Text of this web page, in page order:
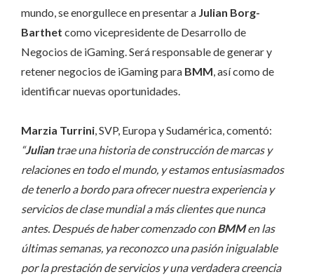
mundo, se enorgullece en presentar a Julian Borg-
Barthet como vicepresidente de Desarrollo de
Negocios de iGaming. Será responsable de generar y
retener negocios de iGaming para BMM , así como de
identificar nuevas oportunidades.
Marzia Turrini , SVP, Europa y Sudamérica, comentó:
“Juliantrae una historia de construcción de marcas y
relaciones en todo el mundo, y estamos entusiasmados
de tenerlo a bordo para ofrecer nuestra experiencia y
servicios de clase mundial a más clientes que nunca
antes. Después de haber comenzado conBMMen las
últimas semanas, ya reconozco una pasión inigualable
por la prestación de servicios y una verdadera creencia